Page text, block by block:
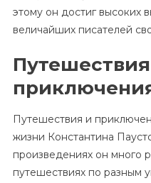
этому он достиг высоких
величайших писателей
Путешествия и
жизни Константина
произведениях он много
путешествиях по разным